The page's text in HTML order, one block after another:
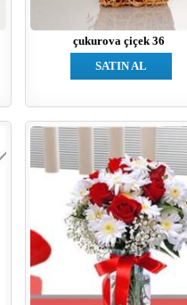
çukurova çiçek 36
SATIN AL